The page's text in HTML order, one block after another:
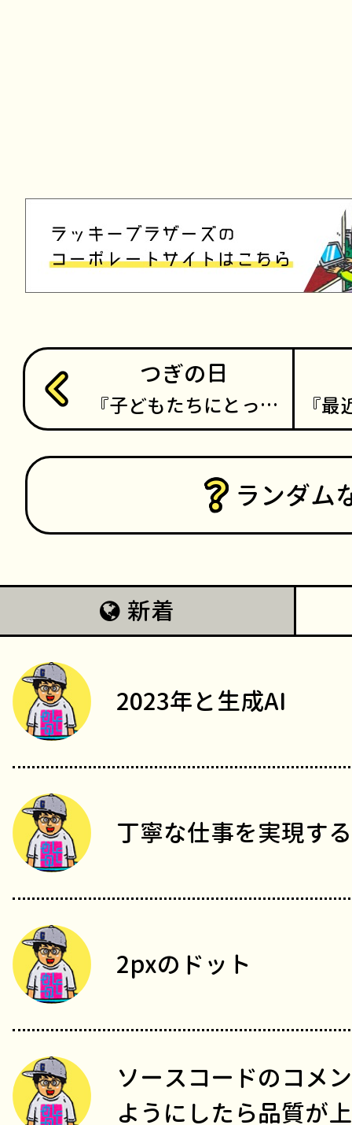
つぎの日
子どもたちにとっ… 最
ランダム
新着
2023年と生成AI
丁寧な仕事を実現す
2pxのドット
ソースコードのコメ
ようにしたら品質が